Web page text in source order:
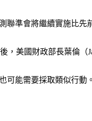
準會將繼續實施比先
美國財政部長葉倫（
能需要採取類似行動